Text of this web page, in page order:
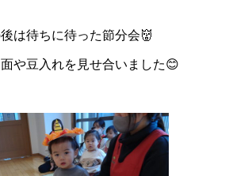
は待ちに待った節分会👹
や豆入れを見せ合いました😊